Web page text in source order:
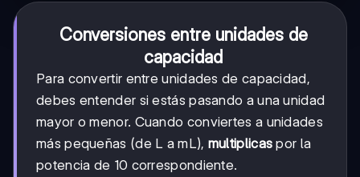
Conversiones entre unidades de
capacidad
Para convertir entre unidades de capacidad,
debes entender si estás pasando a una unidad
mayor o menor. Cuando conviertes a unidades
más pequeñas (de L a mL), multiplicas por la
potencia de 10 correspondiente.